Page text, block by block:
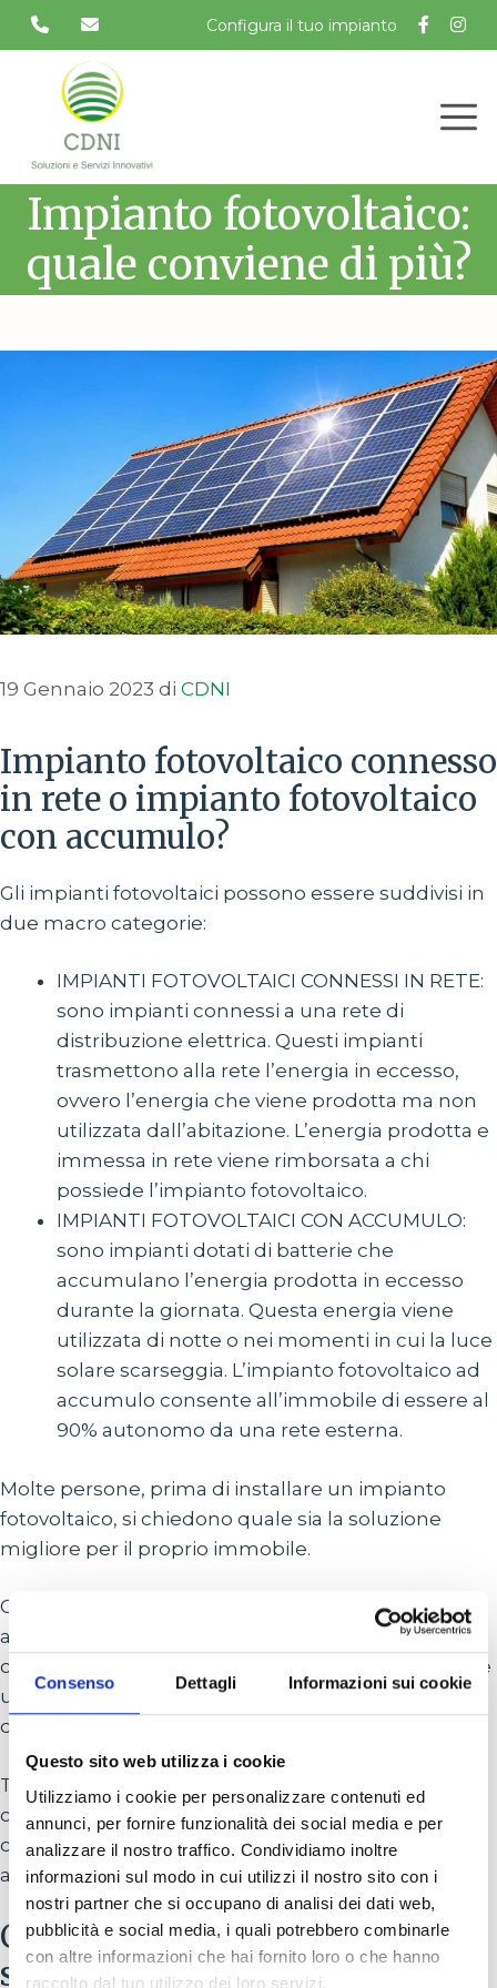
Consenso Dettagli Informazioni sui cookie
Questo sito web utilizza i cookie
Utilizziamo i cookie per personalizzare contenuti ed
annunci, per fornire funzionalità dei social media e per
analizzare il nostro traffico. Condividiamo inoltre
informazioni sul modo in cui utilizzi il nostro sito con i
nostri partner che si occupano di analisi dei dati web,
pubblicità e social media, i quali potrebbero combinarle
con altre informazioni che hai fornito loro o che hanno
raccolto dal tuo utilizzo dei loro servizi.
contenuto
Configura il tuo impianto
Impianto fotovoltaico:
quale conviene di più?
19 Gennaio 2023 di CDNI
Impianto fotovoltaico connesso
in rete o impianto fotovoltaico
con accumulo?
Gli impianti fotovoltaici possono essere suddivisi in
due macro categorie:
IMPIANTI FOTOVOLTAICI CONNESSI IN RETE:
sono impianti connessi a una rete di
distribuzione elettrica. Questi impianti
trasmettono alla rete l’energia in eccesso,
ovvero l’energia che viene prodotta ma non
utilizzata dall’abitazione. L’energia prodotta e
immessa in rete viene rimborsata a chi
possiede l’impianto fotovoltaico.
IMPIANTI FOTOVOLTAICI CON ACCUMULO:
sono impianti dotati di batterie che
accumulano l’energia prodotta in eccesso
durante la giornata. Questa energia viene
utilizzata di notte o nei momenti in cui la luce
solare scarseggia. L’impianto fotovoltaico ad
accumulo consente all’immobile di essere al
90% autonomo da una rete esterna.
Molte persone, prima di installare un impianto
fotovoltaico, si chiedono quale sia la soluzione
migliore per il proprio immobile.
Generalmente, gli impianti fotovoltaici con
accumulo rappresentano l’opzione più richiesta e
consigliata: questo perché consentono di acquisire
un alto grado di indipendenza rispetto alla rete di
distribuzione elettrica.
Tuttavia, sono tanti i fattori da prendere in
considerazione prima di scegliere fra un impianto
connesso e un impianto isolato, primo fra tutti le
abitudini di chi abita l’immobile o l’ufficio.
Come possiamo aiutarti a
scegliere l’opzione migliore?